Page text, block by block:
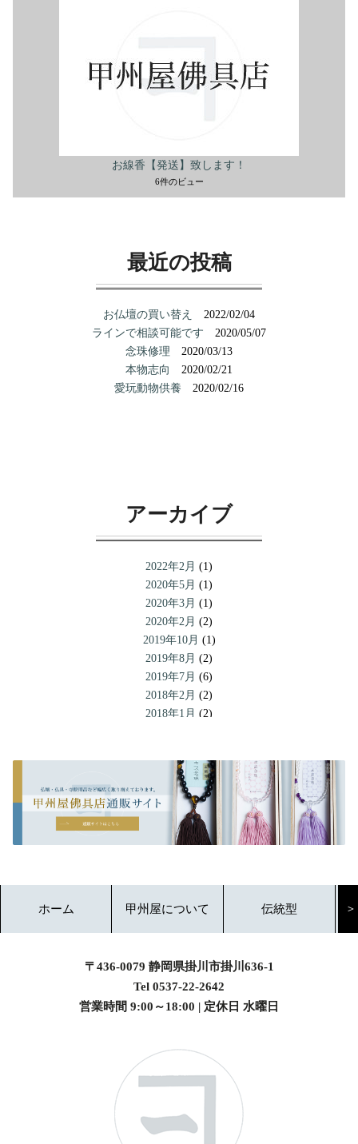
お線香【発送】致します！
6件のビュー
最近の投稿
お仏壇の買い替え
2022/02/04
ラインで相談可能です
2020/05/07
念珠修理
2020/03/13
本物志向
2020/02/21
愛玩動物供養
2020/02/16
アーカイブ
2022年2月 (1)
2020年5月 (1)
2020年3月 (1)
2020年2月 (2)
2019年10月 (1)
2019年8月 (2)
2019年7月 (6)
2018年2月 (2)
2018年1月 (2)
2017年7月(1)
ホーム 甲州屋について 伝統型 ＞
〒436-0079 静岡県掛川市掛川636-1
Tel 0537-22-2642
営業時間 9:00～18:00 | 定休日 水曜日